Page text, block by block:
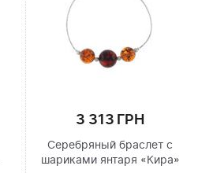
3 313 ГРН
Серебряный браслет с
шариками янтаря «Кира»